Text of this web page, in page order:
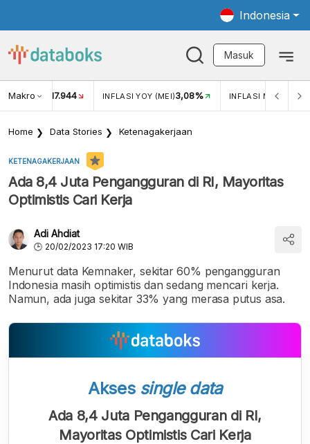
Indonesia
Masuk
Makro
USD/IDR 17.944 INFLASI YOY (MEI)3,08% INFLASI MOM (MEI)
Home Data Stories Ketenagakerjaan
KETENAGAKERJAAN
Ada 8,4 Juta Pengangguran di RI, Mayoritas
Optimistis Cari Kerja
Adi Ahdiat
20/02/2023 17:20 WIB
Menurut data Kemnaker, sekitar 60% pengangguran
Indonesia masih optimistis dan sedang mencari kerja.
Namun, ada juga sekitar 33% yang merasa putus asa.
Akses single data
Ada 8,4 Juta Pengangguran di RI,
Mayoritas Optimistis Cari Kerja